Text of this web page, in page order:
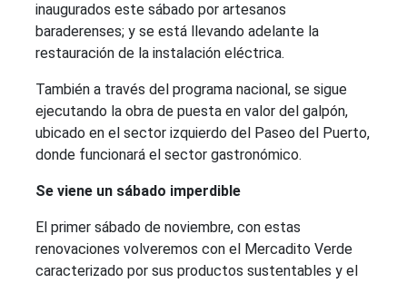
inaugurados este sábado por artesanos
baraderenses; y se está llevando adelante la
restauración de la instalación eléctrica.
También a través del programa nacional, se sigue
ejecutando la obra de puesta en valor del galpón,
ubicado en el sector izquierdo del Paseo del Puerto,
donde funcionará el sector gastronómico.
Se viene un sábado imperdible
El primer sábado de noviembre, con estas
renovaciones volveremos con el Mercadito Verde
caracterizado por sus productos sustentables y el